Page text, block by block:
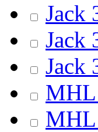
Jack
Jack
Jack
MHL